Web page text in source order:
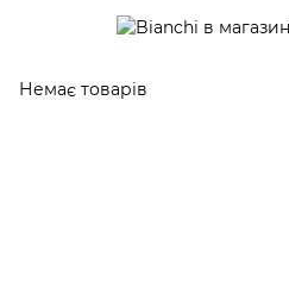
Немає товарів